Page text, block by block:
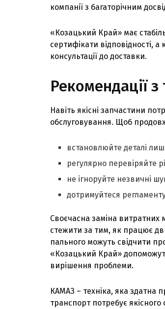
компанії з багаторічним
«Козацький Край» має
сертифікати відповідності,
консультації до доставки.
Рекомендації
Навіть якісні запчастини
обслуговування. Щоб
встановлюйте деталі
регулярно перевіряйте
не ігноруйте незвичні
дотримуйтеся
Своєчасна заміна витратних
стежити за тим, як працює
пального можуть свідчити
«Козацький Край»
вирішення проблеми.
КАМАЗ – техніка, яка здатна
транспорт потребує